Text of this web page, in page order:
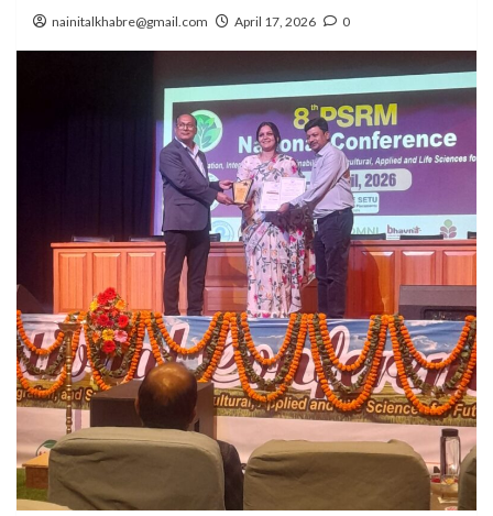
nainitalkhabre@gmail.com April 17, 2026 0